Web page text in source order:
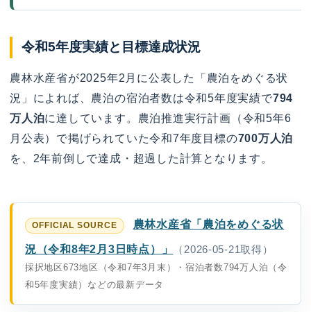
令和5年度実績と目標達成状況
農林水産省が2025年2月に公表した「農泊をめぐる状
況」によれば、農泊の宿泊者数は令和5年度実績で794
万人泊に達しています。農泊推進実行計画（令和5年6
月公表）で掲げられていた令和7年度目標の700万人泊
を、2年前倒しで達成・超過した計算となります。
農林水産省「農泊をめぐる状
況（令和8年2月3日時点）」
（2026-05-21取得）
採択地区673地区（令和7年3月末）・宿泊者数794万人泊（令
和5年度実績）などの最新データ